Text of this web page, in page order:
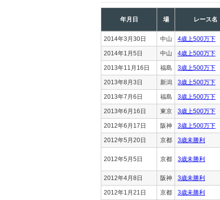
年月日 場 レース名
2014年3月30日 中山 4歳上500万下
2014年1月5日 中山 4歳上500万下
2013年11月16日 福島 3歳上500万下
2013年8月3日 新潟 3歳上500万下
2013年7月6日 福島 3歳上500万下
2013年6月16日 東京 3歳上500万下
2012年6月17日 阪神 3歳上500万下
2012年5月20日 京都 3歳未勝利
2012年5月5日 京都 3歳未勝利
2012年4月8日 阪神 3歳未勝利
2012年1月21日 京都 3歳未勝利